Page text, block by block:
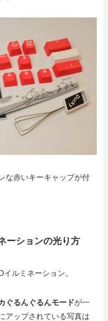
な赤いキーキャップが付
ーションの光り方
ルミネーション。
ぐるんぐるんモードが一
アップされている写真は